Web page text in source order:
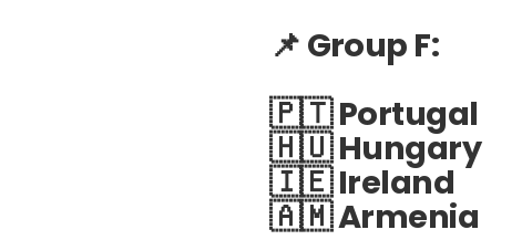
📌 Group F:
🇵🇹 Portugal
🇭🇺 Hungary
🇮🇪 Ireland
🇦🇲 Armenia